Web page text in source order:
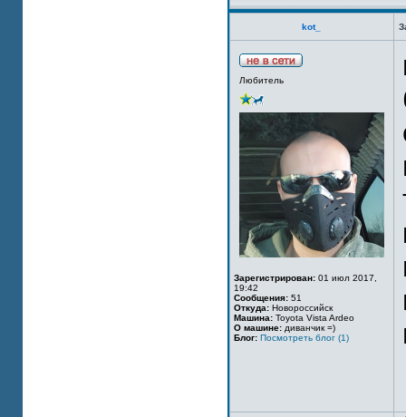
kot_
Любитель
Зарегистрирован: 01 июл 2017,
19:42
Сообщения: 51
Откуда: Новороссийск
Машина: Toyota Vista Ardeo
О машине: диванчик =)
Блог: Посмотреть блог (1)